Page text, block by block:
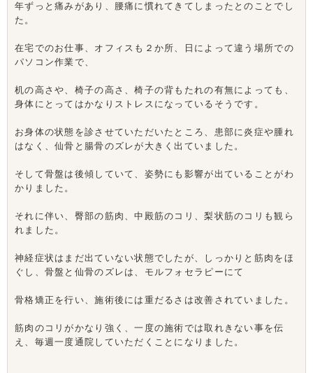
年ずっと痛みがあり、腰痛に慣れてきてしまったとのことでし
た。
在宅でのお仕事、オフィスも２か所、日によって違う場所での
パソコン作業で、
机の高さや、椅子の高さ、椅子の背もたれの有無によっても、
身体にとってはかなりストレスになっているそうです。
お身体の状態を診させていただいたところ、患部に炎症や腫れ
はなく、仙骨と腸骨のズレが大きく出ていました。
そして骨盤は後傾していて、姿勢にも影響が出ていることがわ
かりました。
それに伴い、臀部の筋肉、中殿筋のコリ、梨状筋のコリも観ら
れました。
神経症状はまだ出ていない状態でしたが、しっかりと筋肉をほ
ぐし、骨盤と仙骨のズレは、モルフォセラピーにて
骨格矯正を行い、施術後には重だるさは改善されていました。
筋肉のコリがかなり強く、一度の施術では取れきない事を伝
え、毎週一度通院していただくことになりました。